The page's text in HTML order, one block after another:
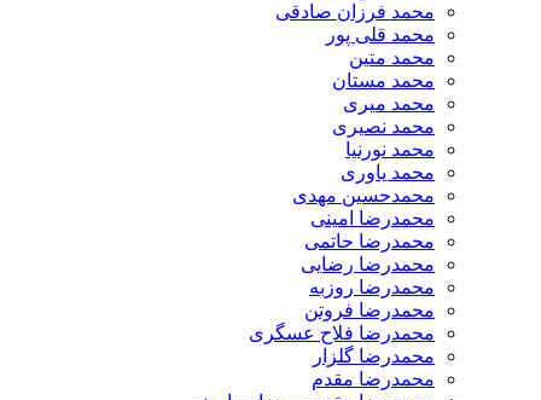
محمد فرزان صادقی
محمد قلی پور
محمد متین
محمد مستان
محمد میری
محمد نصیری
محمد نورنیا
محمد یاوری
محمدحسین مهدی
محمدرضا امینی
محمدرضا حاتمی
محمدرضا رضایی
محمدرضا روزبه
محمدرضا فروتن
محمدرضا فلاح عسگری
محمدرضا گلزار
محمدرضا مقدم